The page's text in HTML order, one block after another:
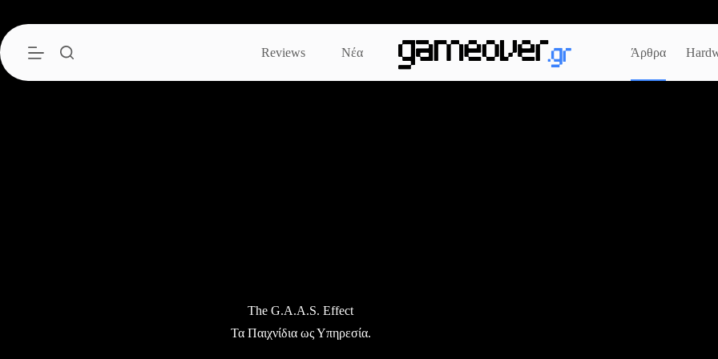
περιεχόμενο
Reviews
Νέα Άρθρα
The G.A.A.S. Effect
Τα Παιχνίδια ως Υπηρεσία.